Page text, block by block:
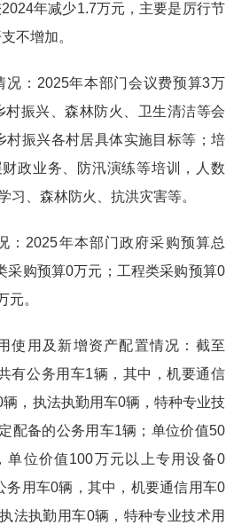
年减少1.7万元，主要是厉行节
不增加。
况：2025年本部门会议费预算3万
村振兴、森林防火、卫生清洁等会
村振兴各村居具体实施目标等；培
政业务、防汛演练等培训，人数
习、森林防火、抗洪灾害等。
：2025年本部门政府采购预算总
购预算0万元；工程类采购预算0
元。
使用及新增资产配置情况：截至
有公务用车1辆，其中，机要通信
，执法执勤用车0辆，特种专业技
配备的公务用车1辆；单位价值50
单位价值100万元以上专用设备0
务用车0辆，其中，机要通信用车0
法执勤用车0辆，特种专业技术用